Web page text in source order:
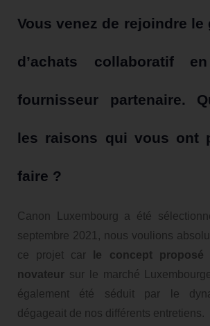
Vous venez de rejoindre le
d’achats collaboratif
fournisseur partenaire.
les raisons qui vous ont
faire ?
Canon Luxembourg a été
septembre 2021, nous voulions
ce projet car
le concept
novateur sur le marché
également été séduit par le
dégageait de nos différents entretiens.